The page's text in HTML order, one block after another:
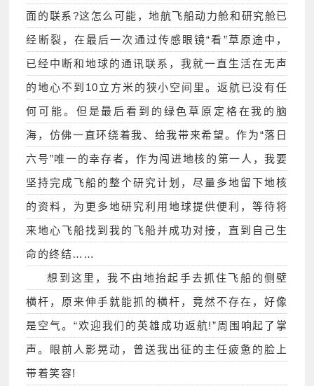
面的联系?这怎么可能，地航飞船动力舱和研究舱已
经断裂，在最后一次通过传感眼镜“看”草原途中，
已经中断和地球的通讯联系，我就一直生活在无声
的地心不到10立方米的狭小空间里。返航已没有任
何可能。但是最后看到的绿色草原定格在我的脑
海，仿佛一直环绕着我、给我带来希望。作为“落日
六号”唯一的幸存者，作为闯进地核的第一人，我要
坚持完成飞船的整个研究计划，尽量多地留下地核
的资料，为更多地研究利用地球提供便利，等待将
来地心飞船找到我的飞船并成功对接，直到自己生
命的终结……
想到这里，我不由地抬起手去抓住飞船的侧壁
横杆，原来伸手就能抓的横杆，竟然不存在，好像
是空气。“欢迎我们的英雄成功返航!”周围响起了掌
声。眼前人影晃动，曾送我出征的主任疲惫的脸上
带着笑容!